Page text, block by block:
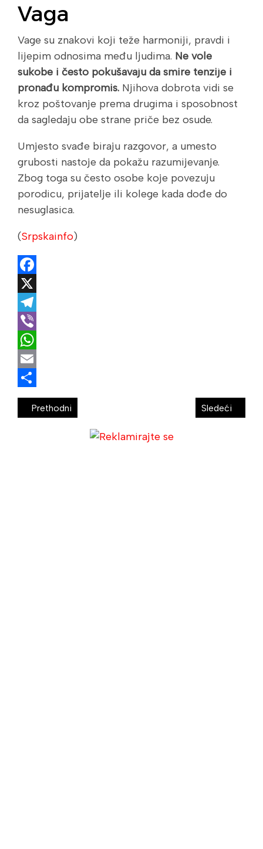
Vaga
Vage su znakovi koji teže harmoniji, pravdi i
lijepim odnosima među ljudima. Ne vole
sukobe i često pokušavaju da smire tenzije i
pronađu kompromis. Njihova dobrota vidi se
kroz poštovanje prema drugima i sposobnost
da sagledaju obe strane priče bez osude.
Umjesto svađe biraju razgovor, a umesto
grubosti nastoje da pokažu razumijevanje.
Zbog toga su često osobe koje povezuju
porodicu, prijatelje ili kolege kada dođe do
nesuglasica.
(Srpskainfo)
Facebook
X
Telegram
Viber
WhatsApp
Email
Share
Prethodni Sledeći